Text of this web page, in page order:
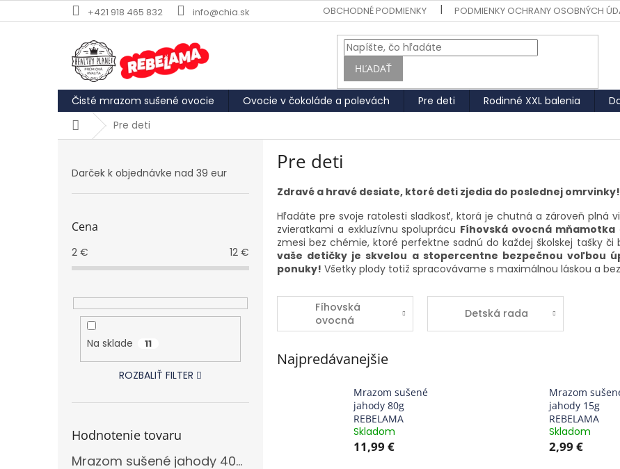
na
+421 918 465 832 info@chia.sk OBCHODNÉ PODMIENKY PODMIENKY OCHRANY OSOBNÝCH
HĽADAŤ
Čisté mrazom sušené ovocie Ovocie v čokoláde a polevách Pre deti Rodinné XXL balenia
DomovPre deti
Darček k objednávke nad 39 eur
Cena
2 € 12 €
Na sklade 11
ROZBALIŤ FILTER
Hodnotenie tovaru
Mrazom sušené jahody 40g REBELAMA
Pre deti
Zdravé a hravé desiate, ktoré deti zjedia do poslednej omrvinky!
Hľadáte pre svoje ratolesti sladkosť, ktorá je chutná a zároveň plná
zvieratkami a exkluzívnu spoluprácu Fíhovská ovocná mňamotka
zmesi bez chémie, ktoré perfektne sadnú do každej školskej tašky či
vaše detičky je skvelou a stopercentne bezpečnou voľbou
ponuky! Všetky plody totiž spracovávame s maximálnou láskou a
Fíhovská
ovocná
mňamotka
Detská rada
Najpredávanejšie
Mrazom sušené
jahody 80g
REBELAMA
Skladom
11,99 €
Mrazom
jahody 15g
REBELAMA
Skladom
2,99 €